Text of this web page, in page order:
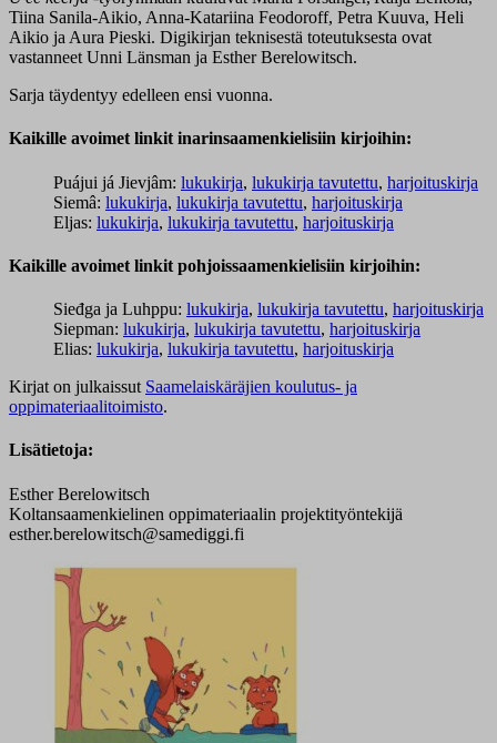
Tiina Sanila-Aikio, Anna-Katariina Feodoroff, Petra Kuuva, Heli
Aikio ja Aura Pieski. Digikirjan teknisestä toteutuksesta ovat
vastanneet Unni Länsman ja Esther Berelowitsch.
Sarja täydentyy edelleen ensi vuonna.
Kaikille avoimet linkit inarinsaamenkielisiin kirjoihin:
Puájui já Jievjâm: lukukirja, lukukirja tavutettu, harjoituskirja
Siemâ: lukukirja, lukukirja tavutettu, harjoituskirja
Eljas: lukukirja, lukukirja tavutettu, harjoituskirja
Kaikille avoimet linkit pohjoissaamenkielisiin kirjoihin:
Sieđga ja Luhppu: lukukirja, lukukirja tavutettu, harjoituskirja
Siepman: lukukirja, lukukirja tavutettu, harjoituskirja
Elias: lukukirja, lukukirja tavutettu, harjoituskirja
Kirjat on julkaissut Saamelaiskäräjien koulutus- ja
oppimateriaalitoimisto.
Lisätietoja:
Esther Berelowitsch
Koltansaamenkielinen oppimateriaalin projektityöntekijä
esther.berelowitsch@samediggi.fi